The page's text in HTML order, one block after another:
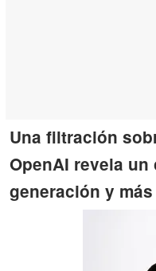
Una filtración
OpenAI revela
generación y